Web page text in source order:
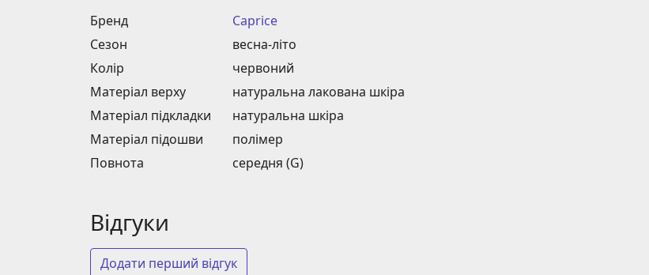
Бренд
Caprice
Сезон
весна-літо
Колір
червоний
Матеріал верху
натуральна лакована шкіра
Матеріал підкладки
натуральна шкіра
Матеріал підошви
полімер
Повнота
середня (G)
Відгуки
Додати перший відгук